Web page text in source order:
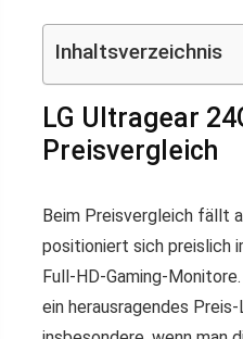
Inhaltsverzeichnis
LG Ultragear
Preisvergleich
Beim Preisvergleich fällt
positioniert sich preislich
Full-HD-Gaming-
ein herausragendes